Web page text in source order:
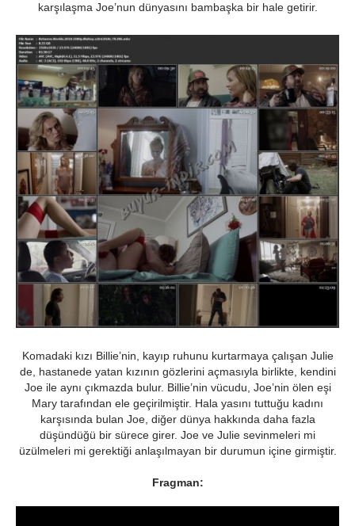
karşılaşma Joe’nun dünyasını bambaşka bir hale getirir.
Komadaki kızı Billie’nin, kayıp ruhunu kurtarmaya çalışan Julie
de, hastanede yatan kızının gözlerini açmasıyla birlikte, kendini
Joe ile aynı çıkmazda bulur. Billie’nin vücudu, Joe’nin ölen eşi
Mary tarafından ele geçirilmiştir. Hala yasını tuttuğu kadını
karşısında bulan Joe, diğer dünya hakkında daha fazla
düşündüğü bir sürece girer. Joe ve Julie sevinmeleri mi
üzülmeleri mi gerektiği anlaşılmayan bir durumun içine girmiştir.
Fragman: